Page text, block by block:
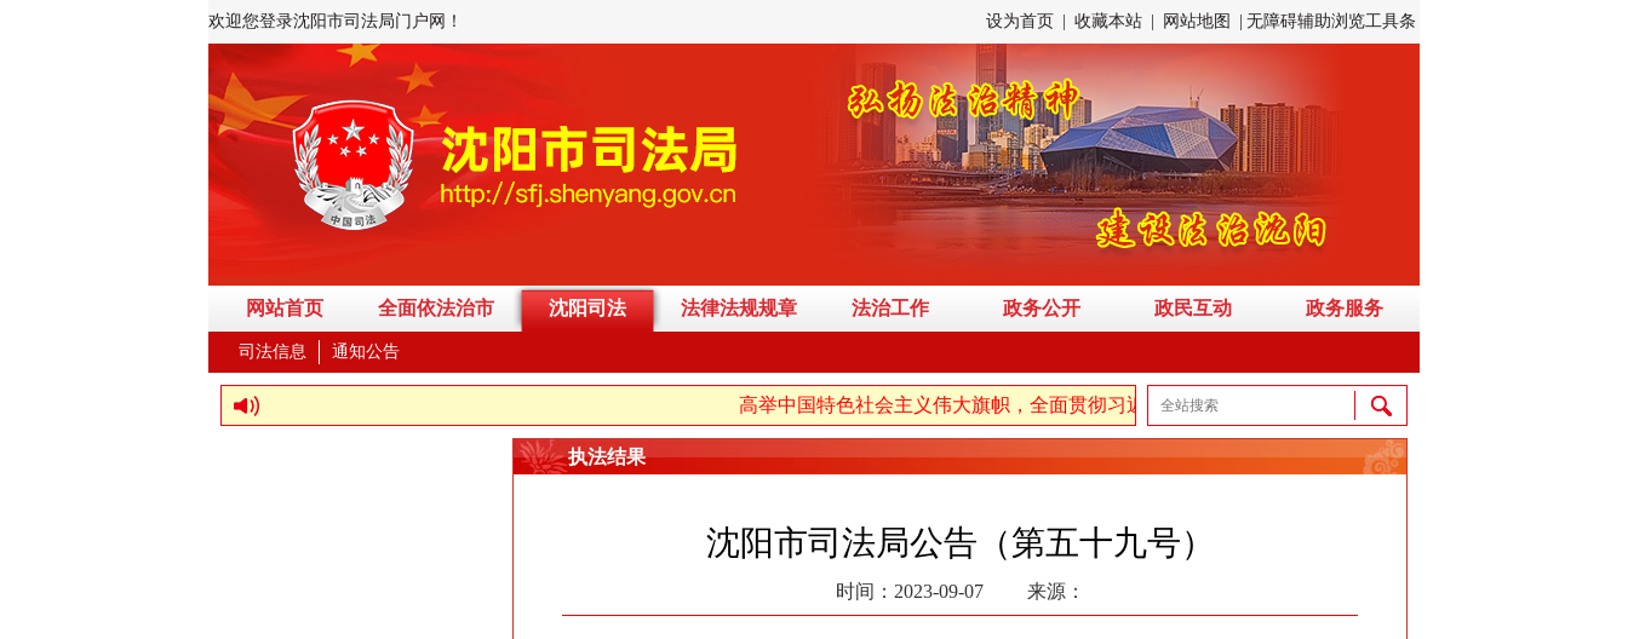
欢迎您登录沈阳市司法局门户网！ 设为首页 收藏本站 网站地图 无障碍辅助浏览工具条
网站首页 全面依法治市 沈阳司法 法律法规规章 法治工作 政务公开 政民互动 政务服务
司法信息 通知公告
高举中国特色社会主义伟大旗帜，全面贯彻习近平新时代中国特色社会主义思想，弘扬伟大建党精神，自
执法结果
沈阳市司法局公告（第五十九号）
时间：2023-09-07 来源：